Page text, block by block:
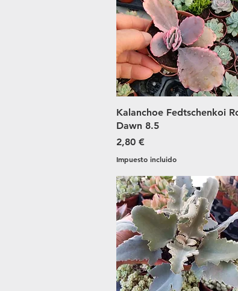
Vista rápida
Kalanchoe Fedtschenkoi
Dawn 8.5
Precio
2,80 €
Impuesto incluido